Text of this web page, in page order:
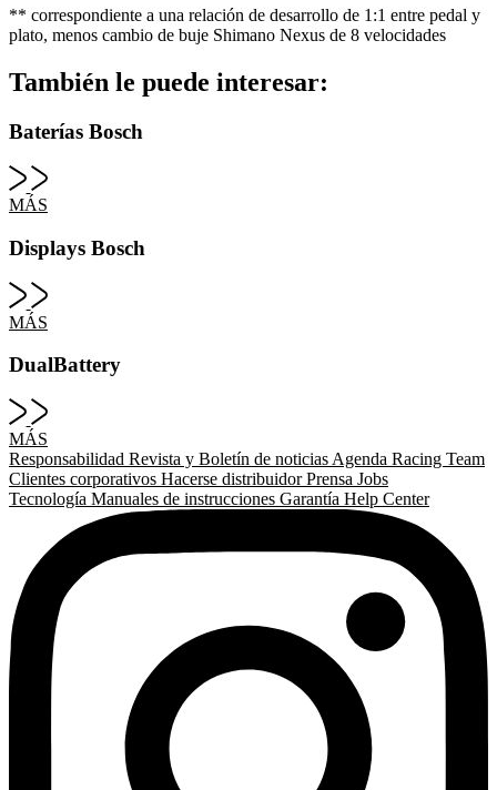
** correspondiente a una relación de desarrollo de 1:1 entre pedal y
plato, menos cambio de buje Shimano Nexus de 8 velocidades
También le puede interesar:
Baterías Bosch
MÁS
Displays Bosch
MÁS
DualBattery
MÁS
Responsabilidad Revista y Boletín de noticias Agenda Racing Team
Clientes corporativos Hacerse distribuidorPrensa Jobs
Tecnología Manuales de instrucciones Garantía Help Center